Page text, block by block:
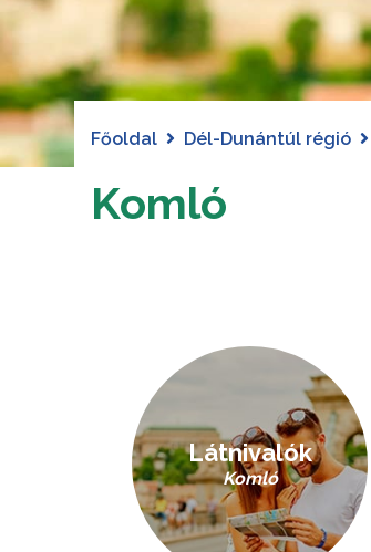
Főoldal Dél-Dunántúl régió
Komló
Látnivalók
Komló